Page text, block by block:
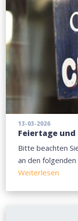
13-03-2026
Feiertage
Bitte beachten
an den
Weiterlesen